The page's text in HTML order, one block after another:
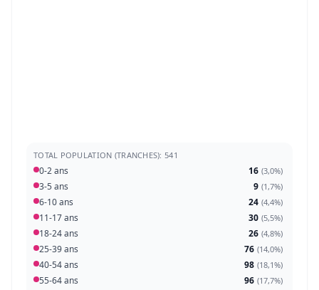
TOTAL POPULATION (TRANCHES): 541
0-2 ans 16 (3,0%)
3-5 ans 9 (1,7%)
6-10 ans 24 (4,4%)
11-17 ans 30 (5,5%)
18-24 ans 26 (4,8%)
25-39 ans 76 (14,0%)
40-54 ans 98 (18,1%)
55-64 ans 96 (17,7%)